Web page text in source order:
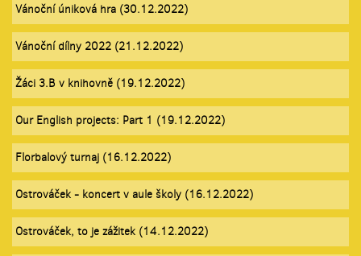
Vánoční úniková hra (30.12.2022)
Vánoční dílny 2022 (21.12.2022)
Žáci 3.B v knihovně (19.12.2022)
Our English projects: Part 1 (19.12.2022)
Florbalový turnaj (16.12.2022)
Ostrováček - koncert v aule školy (16.12.2022)
Ostrováček, to je zážitek (14.12.2022)